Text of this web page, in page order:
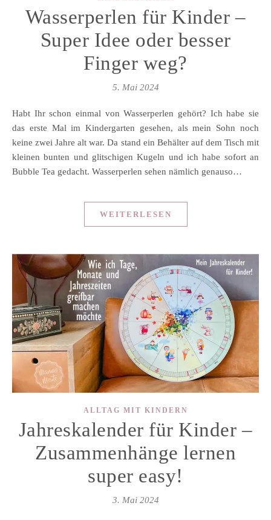
Wasserperlen für Kinder –
Super Idee oder besser
Finger weg?
5. Mai 2024
Habt Ihr schon einmal von Wasserperlen gehört? Ich habe sie
das erste Mal im Kindergarten gesehen, als mein Sohn noch
keine zwei Jahre alt war. Da stand ein Behälter auf dem Tisch mit
kleinen bunten und glitschigen Kugeln und ich habe sofort an
Bubble Tea gedacht. Wasserperlen sehen nämlich genauso…
WEITERLESEN
ALLTAG MIT KINDERN
Jahreskalender für Kinder –
Zusammenhänge lernen
super easy!
3. Mai 2024